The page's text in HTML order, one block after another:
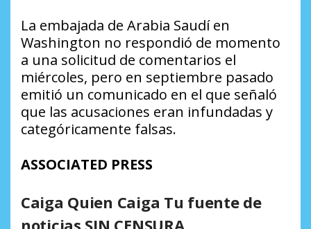
La embajada de Arabia Saudí en
Washington no respondió de momento
a una solicitud de comentarios el
miércoles, pero en septiembre pasado
emitió un comunicado en el que señaló
que las acusaciones eran infundadas y
categóricamente falsas.
ASSOCIATED PRESS
Caiga Quien Caiga Tu fuente de
noticias SIN CENSURA